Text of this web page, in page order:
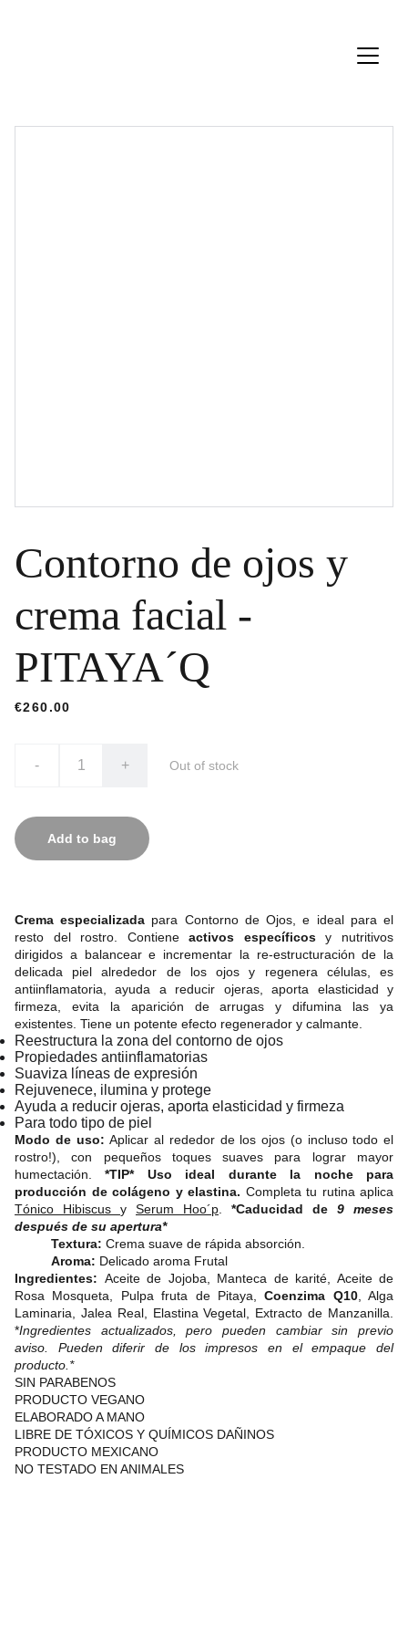
Contorno de ojos y
crema facial -
PITAYA´Q
€260.00
- + Out of stock
Add to bag
Crema especializada para Contorno de Ojos, e ideal para el
resto del rostro. Contieneactivos específicosy nutritivos
dirigidos a balancear e incrementar la re-estructuración de la
delicada piel alrededor de los ojos y regenera células, es
antiinflamatoria, ayuda a reducir ojeras, aporta elasticidad y
firmeza, evita la aparición de arrugas y difumina las ya
existentes. Tiene un potente efecto regenerador y calmante.
Reestructura la zona del contorno de ojos
Propiedades antiinflamatorias
Suaviza líneas de expresión
Rejuvenece, ilumina y protege
Ayuda a reducir ojeras, aporta elasticidad y firmeza
Para todo tipo de piel
Modo de uso:Aplicar al rededor de los ojos (o incluso todo el
rostro!), con pequeños toques suaves para lograr mayor
humectación.*TIP* Uso ideal durante la noche para
producción de colágeno y elastina. Completa tu rutina aplica
Tónico Hibiscus
y Serum Hoo´p *Caducidad de 9 meses
después de su apertura*
Textura: Crema suave de rápida absorción.
Aroma: Delicado aroma Frutal
Ingredientes: Aceite de Jojoba, Manteca de karité, Aceite de
Rosa Mosqueta, Pulpa fruta de Pitaya,Coenzima Q10, Alga
Laminaria, Jalea Real, Elastina Vegetal, Extracto de Manzanilla.
*Ingredientes actualizados, pero pueden cambiar sin previo
aviso. Pueden diferir de los impresos en el empaque del
producto.*
SIN PARABENOS
PRODUCTO VEGANO
ELABORADO A MANO
LIBRE DE TÓXICOS Y QUÍMICOS DAÑINOS
PRODUCTO MEXICANO
NO TESTADO EN ANIMALES